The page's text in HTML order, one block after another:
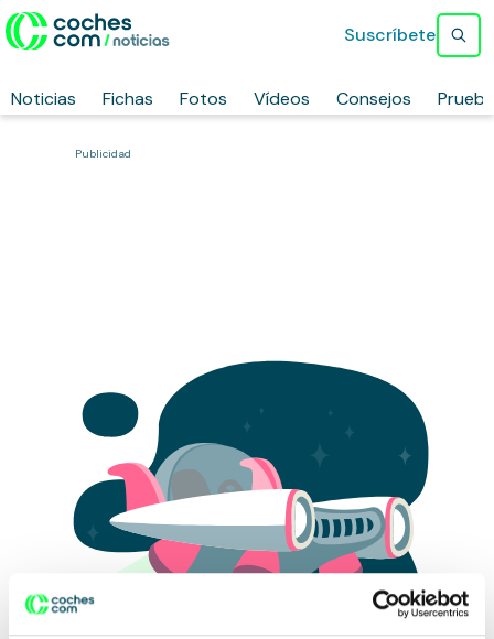
Noticias Fichas Fotos Vídeos Consejos
Suscríbete
Publicidad